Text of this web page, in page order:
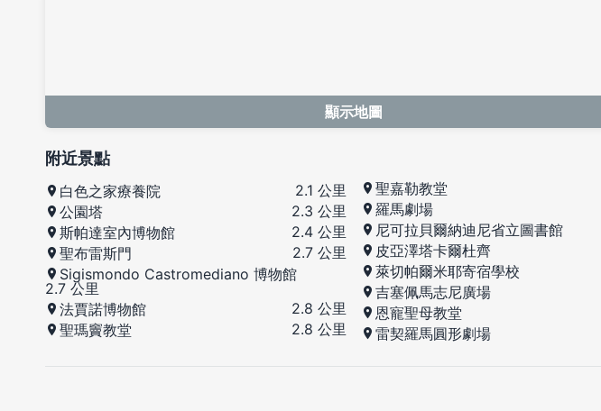
顯示地圖
附近景點
白色之家療養院
2.1 公里
公園塔
2.3 公里
斯帕達室內博物館
2.4 公里
聖布雷斯門
2.7 公里
Sigismondo Castromediano 博物館
2.7 公里
法賈諾博物館
2.8 公里
聖瑪竇教堂
2.8 公里
聖嘉勒教堂
羅馬劇場
尼可拉貝爾納迪尼省立圖書館
皮亞澤塔卡爾杜齊
萊切帕爾米耶寄宿學校
吉塞佩馬志尼廣場
恩寵聖母教堂
雷契羅馬圓形劇場